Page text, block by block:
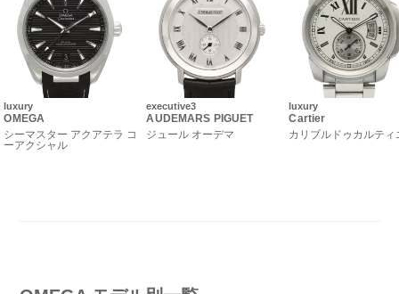
luxury
OMEGA
シーマスター アクアテラ コ
ーアクシャル
executive3
AUDEMARS PIGUET
ジュール オーデマ
luxury
Cartier
カリブルドゥカルティ